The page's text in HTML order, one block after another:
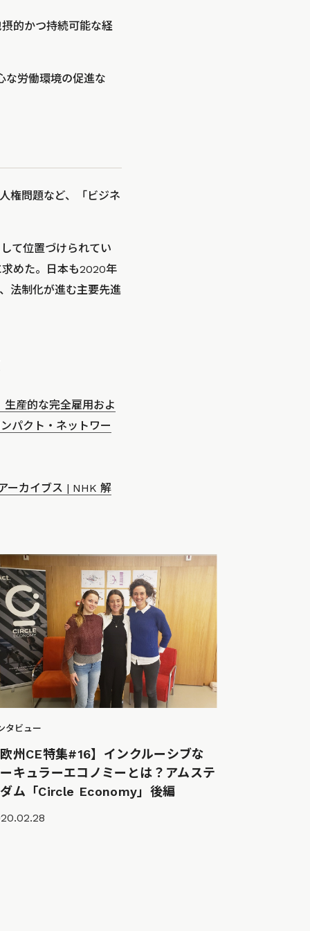
的かつ持続可能な経
な労働環境の促進な
権問題など、「ビジネ
て位置づけられてい
めた。日本も2020年
法制化が進む主要先進
産的な完全雇用およ
パクト・ネットワー
ーカイブス | NHK 解
タビュー
欧州CE特集#16】インクルーシブな
キュラーエコノミーとは？アムステ
ム「Circle Economy」後編